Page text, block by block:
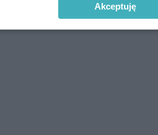
Akceptuję